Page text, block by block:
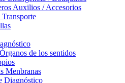
Auxilios / Accesorios
Transporte
de los sentidos
Menbranas
Diagnóstico